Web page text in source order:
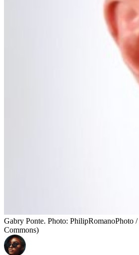
Gabry Ponte. Photo: PhilipRomanoPhoto
Commons)